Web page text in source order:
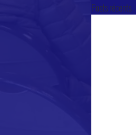
Posts récents